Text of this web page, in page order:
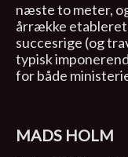
næste to meter,
årrække etableret
succesrige (og
typisk
for både
MADS HOLM